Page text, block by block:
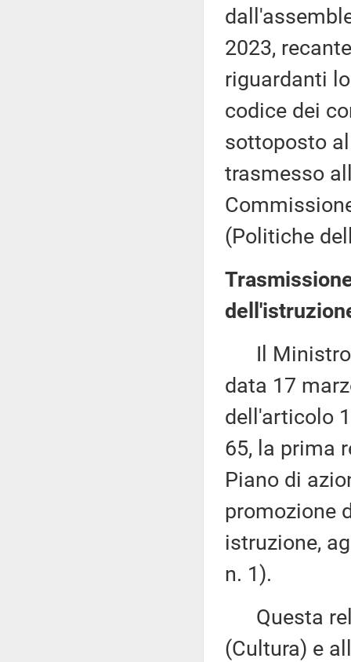
2023,
riguardanti
codice dei
sottoposto
trasmesso
(Politiche
Il Ministro
data 17
dell'articolo
65, la prima
Piano di
promozione
istruzione,
n. 1).
Questa
(Cultura) e